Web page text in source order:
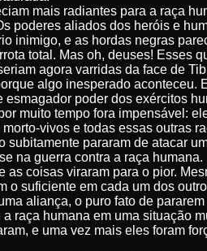
mais radiantes para a raça
poderes aliados dos heróis e
inimigo, e as hordas negras
total. Mas oh, deuses! Esses
agora varridas da face de
algo inesperado aconteceu.
esmagador poder dos exércitos
muito tempo fora impensável:
morto-vivos e todas essas outras
subitamente pararam de atacar
na guerra contra a raça
as coisas viraram para o pior.
o suficiente em cada um dos
aliança, o puro fato de
raça humana em uma situação
e uma vez mais eles foram